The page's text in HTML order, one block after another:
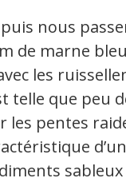
nous
de marne
les
telle que peu
les pentes